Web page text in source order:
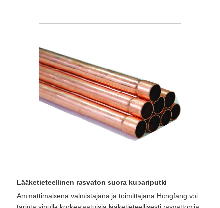
Lääketieteellinen rasvaton suora kupariputki
Ammattimaisena valmistajana ja toimittajana Hongfang voi
tarjota sinulle korkealaatuisia lääketieteellisesti rasvattomia